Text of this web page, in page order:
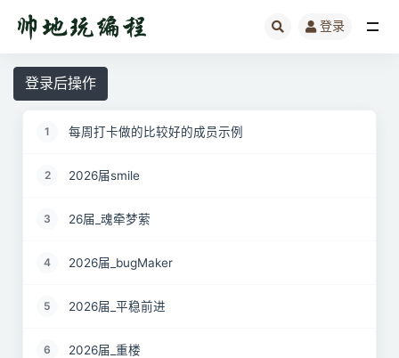
登录
登录后操作
1 每周打卡做的比较好的成员示例
2 2026届smile
3 26届_魂牵梦萦
4 2026届_bugMaker
5 2026届_平稳前进
6 2026届_重楼